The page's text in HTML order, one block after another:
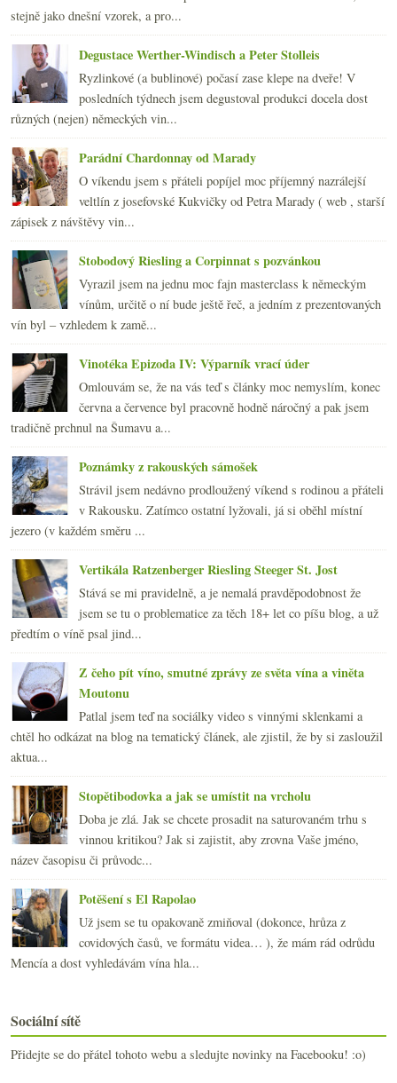
►května(20)
►dubna
►března (23)
►února(20)
ledna (20)
2008
►2007(108)
stejně jako dnešní vzorek, a pro...
Degustace Werther-Windisch a Peter Stolleis
Ryzlinkové (a bublinové) počasí zase klepe na dveře! V
posledních týdnech jsem degustoval produkci docela dost
různých (nejen) německých vin...
Parádní Chardonnay od Marady
O víkendu jsem s přáteli popíjel moc příjemný nazrálejší
veltlín z josefovské Kukvičky od Petra Marady ( web , starší
zápisek z návštěvy vin...
Stobodový Riesling a Corpinnat s pozvánkou
Vyrazil jsem na jednu moc fajn masterclass k německým
vínům, určitě o ní bude ještě řeč, a jedním z prezentovaných
vín byl – vzhledem k zamě...
Vinotéka Epizoda IV: Výparník vrací úder
Omlouvám se, že na vás teď s články moc nemyslím, konec
června a července byl pracovně hodně náročný a pak jsem
tradičně prchnul na Šumavu a...
Poznámky z rakouských sámošek
Strávil jsem nedávno prodloužený víkend s rodinou a přáteli
v Rakousku. Zatímco ostatní lyžovali, já si oběhl místní
jezero (v každém směru ...
Vertikála Ratzenberger Riesling Steeger St. Jost
Stává se mi pravidelně, a je nemalá pravděpodobnost že
jsem se tu o problematice za těch 18+ let co píšu blog, a už
předtím o víně psal jind...
Z čeho pít víno, smutné zprávy ze světa vína a viněta
Moutonu
Patlal jsem teď na sociálky video s vinnými sklenkami a
chtěl ho odkázat na blog na tematický článek, ale zjistil, že by si zasloužil
aktua...
Stopětibodovka a jak se umístit na vrcholu
Doba je zlá. Jak se chcete prosadit na saturovaném trhu s
vinnou kritikou? Jak si zajistit, aby zrovna Vaše jméno,
název časopisu či průvodc...
Potěšení s El Rapolao
Už jsem se tu opakovaně zmiňoval (dokonce, hrůza z
covidových časů, ve formátu videa… ), že mám rád odrůdu
Mencía a dost vyhledávám vína hla...
Sociální sítě
Přidejte se do přátel tohoto webu a sledujte novinky na Facebooku! :o)